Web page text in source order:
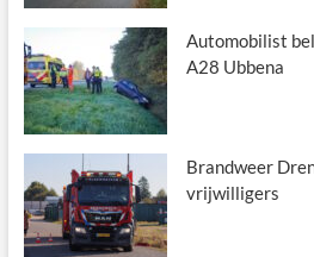
Automobilist
A28 Ubbena
Brandweer
vrijwilligers